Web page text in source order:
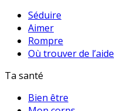
Séduire
Aimer
Rompre
Où trouver de l’aide
Ta santé
Bien être